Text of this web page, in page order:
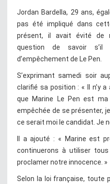
Jordan Bardella, 29 ans,
pas été impliqué dans
présent, il avait évité de
question de savoir
d’empêchement de Le Pen.
S’exprimant samedi soir
clarifié sa position : « Il n’y
que Marine Le Pen est
empêchée de se présenter,
ce serait moi le candidat. Je
Il a ajouté : « Marine est
continuerons à utiliser
proclamer notre innocence. »
Selon la loi française, toute